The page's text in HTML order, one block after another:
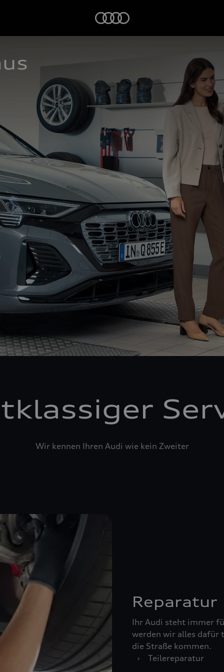
Wir kennen Ihren Audi wie kein Zweiter
Reparatur
Ihr Audi steht immer
werden wir alles dafür
die Straße kommen.
›
Teilereparatur